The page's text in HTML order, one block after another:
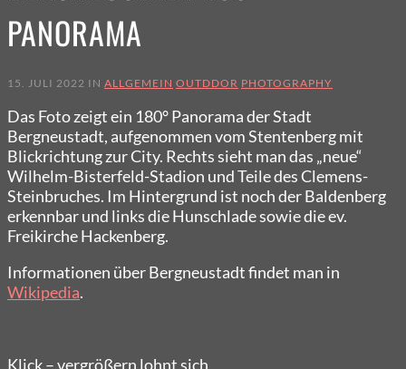
PANORAMA
15. JULI 2022 IN ALLGEMEIN OUTDDOR PHOTOGRAPHY
Das Foto zeigt ein 180° Panorama der Stadt
Bergneustadt, aufgenommen vom Stentenberg mit
Blickrichtung zur City. Rechts sieht man das „neue“
Wilhelm-Bisterfeld-Stadion und Teile des Clemens-
Steinbruches. Im Hintergrund ist noch der Baldenberg
erkennbar und links die Hunschlade sowie die ev.
Freikirche Hackenberg.
Informationen über Bergneustadt findet man in
Wikipedia.
Klick – vergrößern lohnt sich